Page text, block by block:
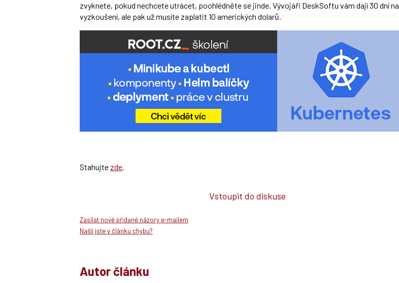
zvyknete, pokud nechcete utrácet, poohlédněte se jinde. Vývojáři DeskSoftu vám dají 30 dní na
vyzkoušení, ale pak už musíte zaplatit 10 amerických dolarů.
Stahujte zde.
Vstoupit do diskuse
Zasílat nově přidané názory e-mailem
Našli jste v článku chybu?
Autor článku